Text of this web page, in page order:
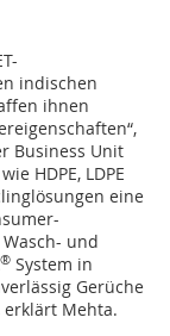
indischen
ihnen
Business Unit
HDPE, LDPE
eine
und
® System in
Gerüche
erklärt Mehta.